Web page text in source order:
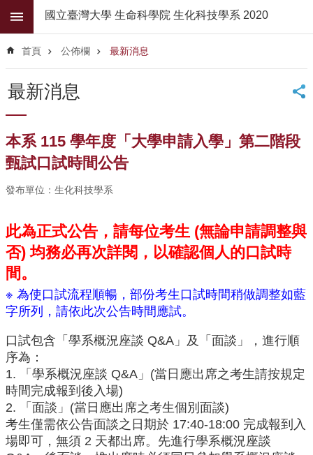
跳到主要內容區塊
階
尋
公
佈
欄
學
系
簡
系
所
師
資
高
中
專
區
大
學
部
碩
國立臺灣大學 生命科學院 生化科技學系 2020
首頁 公佈欄 最新消息
最新消息
本系 115 學年度「大學申請入學」第二階段
甄試口試時間公告
發布單位：生化科技學系
此為正式公告，請每位考生 (無論申請調整與
否) 均務必再次詳閱，以確認個人的口試時
間。
※ 為使口試流程順暢，部份考生口試時間稍做調整如藍
字所列，請依此次公告時間應試。
口試包含「學系概況座談 Q&A」及「面談」，進行順
序為：
1. 「學系概況座談 Q&A」(當日應出席之考生請按規定
時間完成報到後入場)
2. 「面談」(當日應出席之考生個別面談)
考生僅需依公告面談之日期於 17:40-18:00 完成報到入
場即可，無須 2 天都出席。先進行學系概況座談